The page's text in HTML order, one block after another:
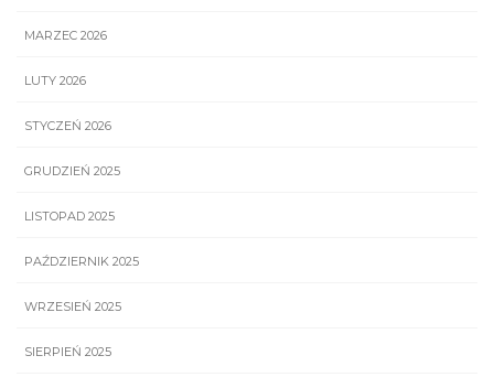
MARZEC 2026
LUTY 2026
STYCZEŃ 2026
GRUDZIEŃ 2025
LISTOPAD 2025
PAŹDZIERNIK 2025
WRZESIEŃ 2025
SIERPIEŃ 2025